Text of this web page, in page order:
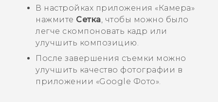
В настройках приложения «Камера»
нажмите Сетка, чтобы можно было
легче скомпоновать кадр или
улучшить композицию.
После завершения съемки можно
улучшить качество фотографии в
приложении «Google Фото».